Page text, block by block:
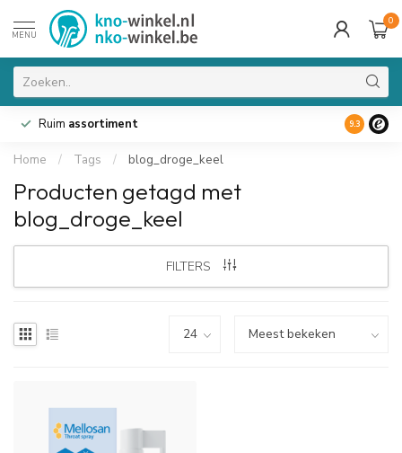
MENU
0
Ruim assortiment 9.3
Home / Tags / blog_droge_keel
Producten getagd met
blog_droge_keel
FILTERS